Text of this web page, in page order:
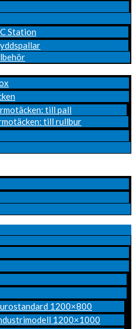
Station
till pall
till rullbur
1200×800
1200×1000